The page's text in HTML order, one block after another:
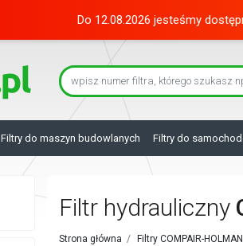
Do 12.08.2026 jesteśmy
Filtry do maszyn budowlanych Filtry do
Filtr hydrauliczny
Strona główna / Filtry COMPAIR-HOLMAN